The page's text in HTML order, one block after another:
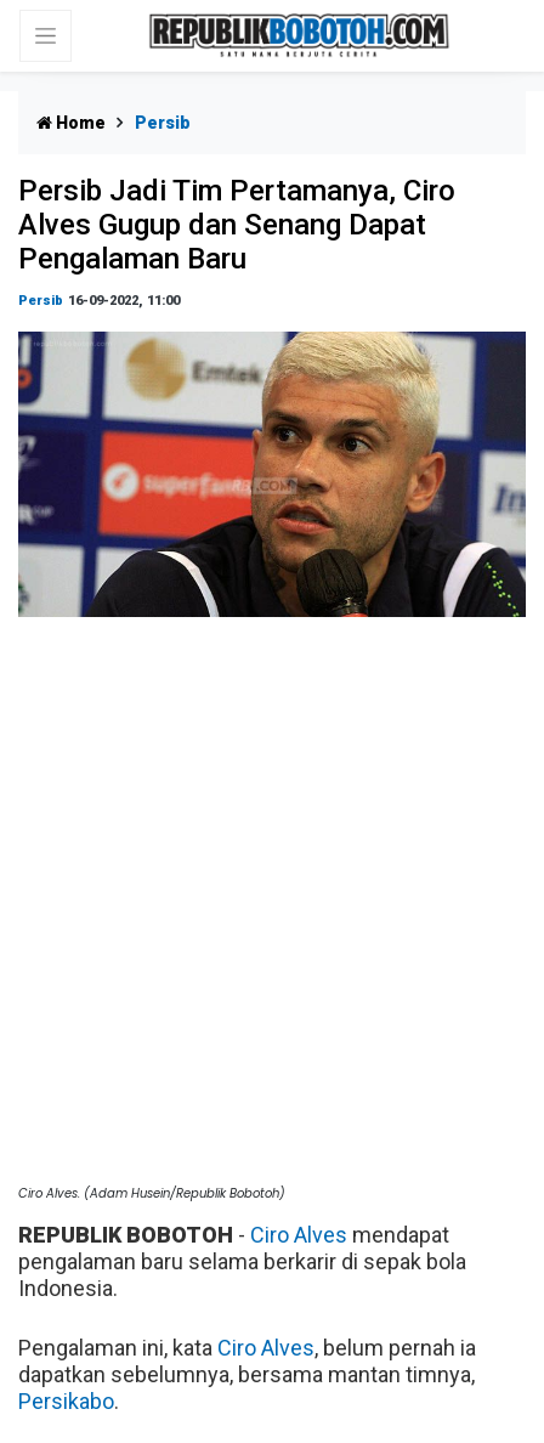
Home Persib
Persib Jadi Tim Pertamanya, Ciro
Alves Gugup dan Senang Dapat
Pengalaman Baru
Persib 16-09-2022, 11:00
Ciro Alves. (Adam Husein/Republik Bobotoh)
REPUBLIK BOBOTOH - Ciro Alves mendapat
pengalaman baru selama berkarir di sepak bola
Indonesia.
Pengalaman ini, kata Ciro Alves, belum pernah ia
dapatkan sebelumnya, bersama mantan timnya,
Persikabo.